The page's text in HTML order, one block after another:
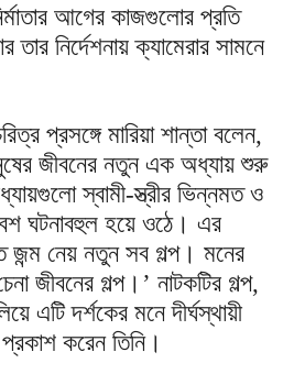
আগের কাজগুলোর প্রতি
নির্দেশনায় ক্যামেরার সামনে
প্রসঙ্গে মারিয়া শান্তা বলেন,
জীবনের নতুন এক অধ্যায় শুরু
স্বামী-স্ত্রীর ভিন্নমত ও
ঘটনাবহুল হয়ে ওঠে। এর
জন্ম নেয় নতুন সব গল্প। মনের
জীবনের গল্প।’ নাটকটির গল্প,
এটি দর্শকের মনে দীর্ঘস্থায়ী
করেন তিনি।